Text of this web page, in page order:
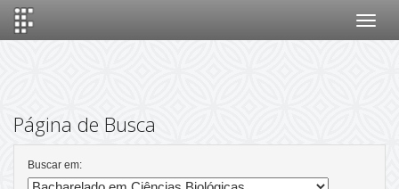
Página de Busca
Buscar em: